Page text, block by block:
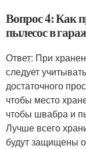
Вопрос 4: Как
пылесос в
Ответ: При
следует
достаточного
чтобы место
чтобы швабра и
Лучше всего
будут защищены